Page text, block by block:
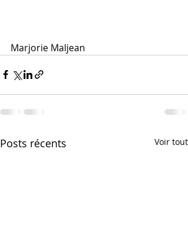
Marjorie Maljean
Posts récents Voir tout